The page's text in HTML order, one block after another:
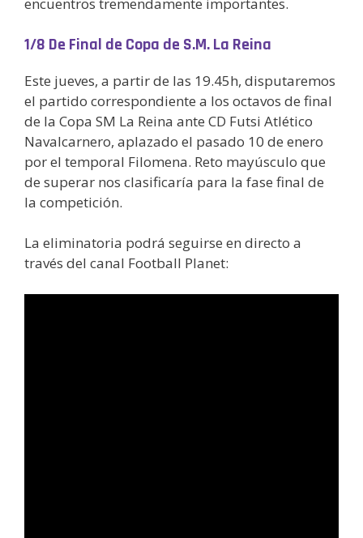
encuentros tremendamente importantes.
1/8 De Final de Copa de S.M. La Reina
Este jueves, a partir de las 19.45h, disputaremos
el partido correspondiente a los octavos de final
de la Copa SM La Reina ante CD Futsi Atlético
Navalcarnero, aplazado el pasado 10 de enero
por el temporal Filomena. Reto mayúsculo que
de superar nos clasificaría para la fase final de
la competición.
La eliminatoria podrá seguirse en directo a
través del canal Football Planet: